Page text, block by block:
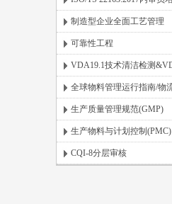
制造型企业全面工艺管理
可靠性工程
VDA19.1技术清洁检测
全球物料管理运行指南/物
生产质量管理规范(GMP)
生产物料与计划控制(PMC)
CQI-8分层审核